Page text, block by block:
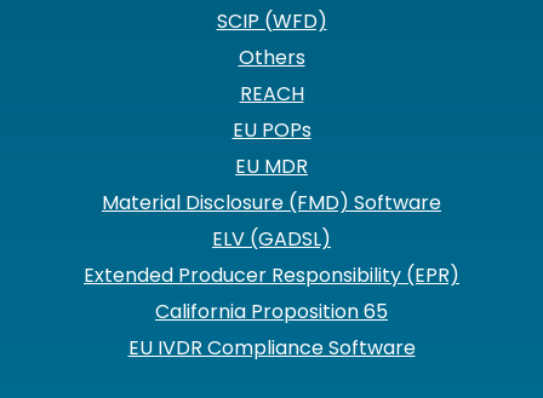
SCIP (WFD)
Others
REACH
EU POPs
EU MDR
Material Disclosure (FMD) Software
ELV (GADSL)
Extended Producer Responsibility (EPR)
California Proposition 65
EU IVDR Compliance Software